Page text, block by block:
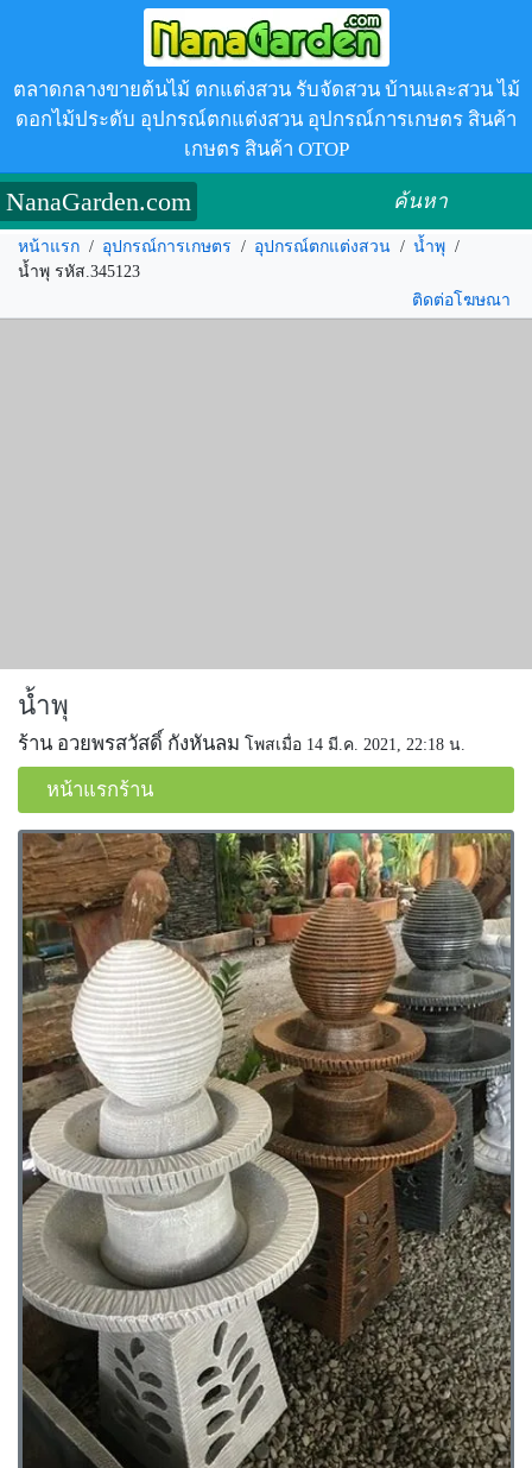
ตลาดกลางขายต้นไม้ ตกแต่งสวน รับจัดสวน บ้านและสวน ไม้
ดอกไม้ประดับ อุปกรณ์ตกแต่งสวน อุปกรณ์การเกษตร สินค้า
เกษตร สินค้า OTOP
NanaGarden.com ค้นหา
หน้าแรก / อุปกรณ์การเกษตร / อุปกรณ์ตกแต่งสวน / น้ำพุ /
น้ำพุ รหัส.345123
ติดต่อโฆษณา
น้ำพุ
ร้าน อวยพรสวัสดิ์ กังหันลม โพสเมื่อ 14 มี.ค. 2021, 22:18 น.
หน้าแรกร้าน